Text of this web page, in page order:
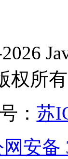
权所有
： 苏
安备